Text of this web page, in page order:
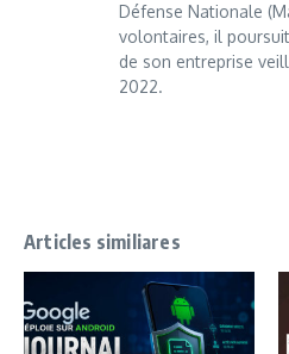
Défense Nationale
volontaires, il
de son entreprise
2022.
Articles similiares